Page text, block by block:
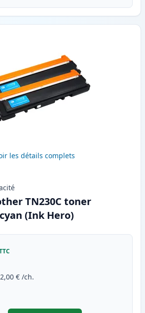
les détails complets
TN230C toner
(Ink Hero)
€ /ch.